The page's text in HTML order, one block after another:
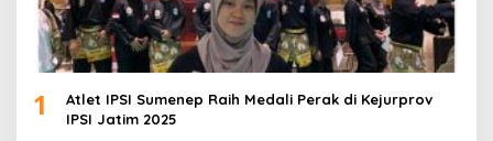
1
Atlet IPSI Sumenep Raih Medali Perak di Kejurprov
IPSI Jatim 2025